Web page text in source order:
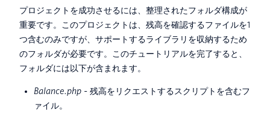
プロジェクトを成功させるには、整理されたフォルダ構成が
重要です。このプロジェクトは、残高を確認するファイルを1
つ含むのみですが、サポートするライブラリを収納するため
のフォルダが必要です。このチュートリアルを完了すると、
フォルダには以下が含まれます。
Balance.php - 残高をリクエストするスクリプトを含むフ
ァイル。